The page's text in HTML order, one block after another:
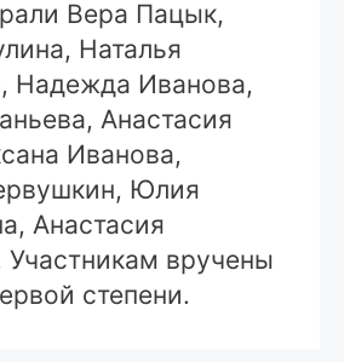
Вера Пацык,
Наталья
Надежда Иванова,
Анастасия
Иванова,
Юлия
Анастасия
вручены
степени.